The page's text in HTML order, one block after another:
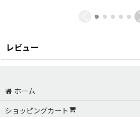
レビュー
ホーム
ショッピングカート